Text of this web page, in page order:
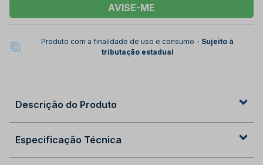
AVISE-ME
Produto com a finalidade de uso e consumo - Sujeito à
tributação estadual
Descrição do Produto
Especificação Técnica